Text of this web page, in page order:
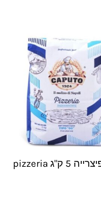
קמח פיצרייה 5 ק"ג pizzeria